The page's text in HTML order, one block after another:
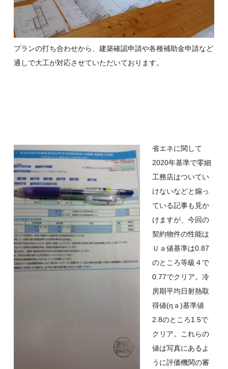
プランの打ち合わせから、建築確認申請や各種補助金申請など
通しで大工が対応させていただいております。
省エネに関して
2020年基準で零細
工務店はついてい
けないなどと煽っ
ている記事も見か
けますが、今回の
契約物件の性能は
Ｕａ値基準は0.87
のところ等級４で
0.77でクリア。冷
房期平均日射熱取
得値(ηａ)基準値
2.8のところ1.5で
クリア。これらの
値は写真にあるよ
うに評価機関の審